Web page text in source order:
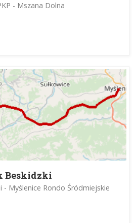
- Mszana Dolna
Beskidzki
- Myślenice Rondo Śródmiejskie